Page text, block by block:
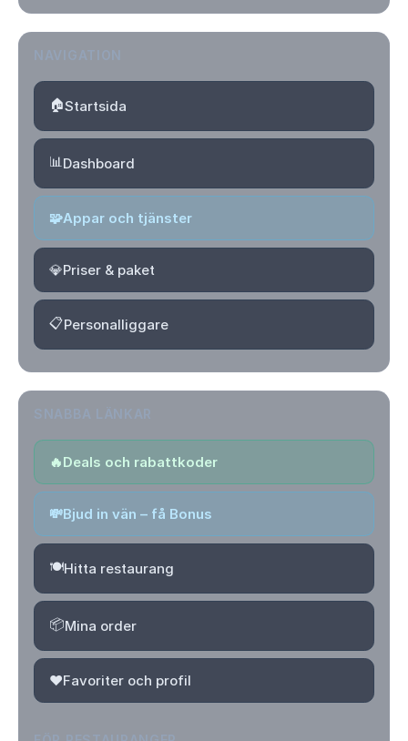
🏠Startsida
📊Dashboard
🧩Appar och tjänster
💎Priser & paket
📋Personalliggare
🔥Deals och rabattkoder
💸Bjud in vän – få Bonus
🍽️Hitta restaurang
📦Mina order
❤️Favoriter och profil